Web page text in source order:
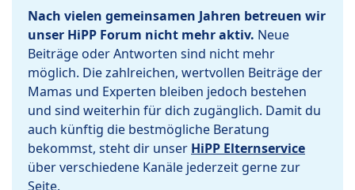
Nach vielen gemeinsamen Jahren betreuen wir
unser HiPP Forum nicht mehr aktiv. Neue
Beiträge oder Antworten sind nicht mehr
möglich. Die zahlreichen, wertvollen Beiträge der
Mamas und Experten bleiben jedoch bestehen
und sind weiterhin für dich zugänglich. Damit du
auch künftig die bestmögliche Beratung
bekommst, steht dir unser HiPP Elternservice
über verschiedene Kanäle jederzeit gerne zur
Seite.